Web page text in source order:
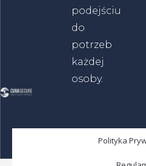
podejściu
do
potrzeb
każdej
osoby.
Polityka